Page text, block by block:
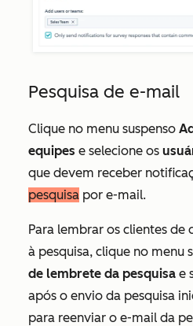
Pesquisa de e-mail
Clique no menu suspenso
equipes e selecione os
que devem receber
pesquisa por e-mail.
Para lembrar os clientes de
à pesquisa, clique no menu
de lembrete da pesquisa e
após o envio da pesquisa
para reenviar o e-mail da